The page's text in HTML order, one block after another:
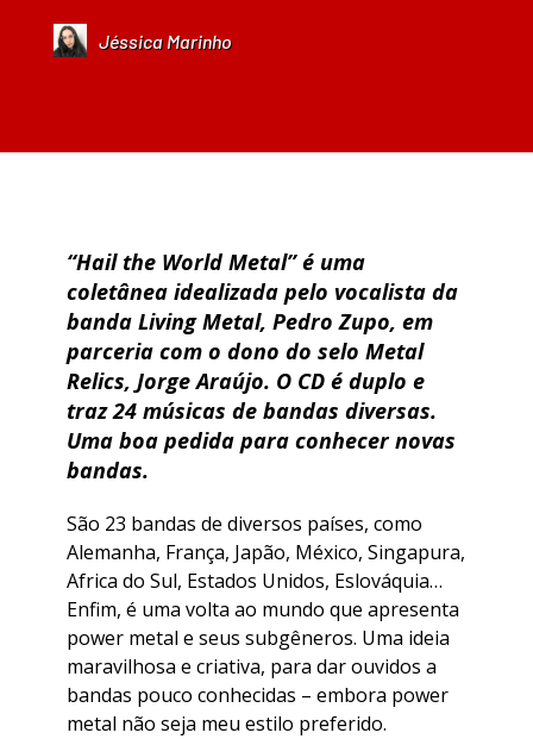
Jéssica Marinho
“Hail the World Metal” é uma
coletânea idealizada pelo vocalista da
banda Living Metal, Pedro Zupo, em
parceria com o dono do selo Metal
Relics, Jorge Araújo. O CD é duplo e
traz 24 músicas de bandas diversas.
Uma boa pedida para conhecer novas
bandas.
São 23 bandas de diversos países, como
Alemanha, França, Japão, México, Singapura,
Africa do Sul, Estados Unidos, Eslováquia…
Enfim, é uma volta ao mundo que apresenta
power metal e seus subgêneros. Uma ideia
maravilhosa e criativa, para dar ouvidos a
bandas pouco conhecidas – embora power
metal não seja meu estilo preferido.